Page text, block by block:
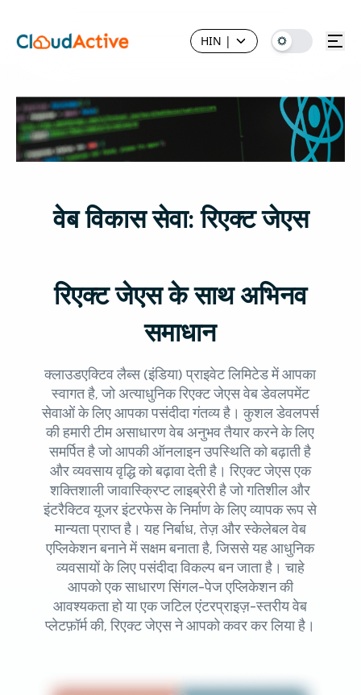
HIN |
वेब विकास सेवा: रिएक्ट जेएस
रिएक्ट जेएस के साथ अभिनव
समाधान
क्लाउडएक्टिव लैब्स (इंडिया) प्राइवेट लिमिटेड में आपका
स्वागत है, जो अत्याधुनिक रिएक्ट जेएस वेब डेवलपमेंट
सेवाओं के लिए आपका पसंदीदा गंतव्य है। कुशल डेवलपर्स
की हमारी टीम असाधारण वेब अनुभव तैयार करने के लिए
समर्पित है जो आपकी ऑनलाइन उपस्थिति को बढ़ाती है
और व्यवसाय वृद्धि को बढ़ावा देती है। रिएक्ट जेएस एक
शक्तिशाली जावास्क्रिप्ट लाइब्रेरी है जो गतिशील और
इंटरैक्टिव यूजर इंटरफेस के निर्माण के लिए व्यापक रूप से
मान्यता प्राप्त है। यह निर्बाध, तेज़ और स्केलेबल वेब
एप्लिकेशन बनाने में सक्षम बनाता है, जिससे यह आधुनिक
व्यवसायों के लिए पसंदीदा विकल्प बन जाता है। चाहे
आपको एक साधारण सिंगल-पेज एप्लिकेशन की
आवश्यकता हो या एक जटिल एंटरप्राइज़-स्तरीय वेब
प्लेटफ़ॉर्म की, रिएक्ट जेएस ने आपको कवर कर लिया है।